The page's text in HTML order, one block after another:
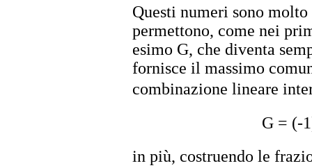
Questi numeri sono
permettono, come nei
esimo G, che diventa
fornisce il massimo
combinazione lineare
G = (-
in più, costruendo le